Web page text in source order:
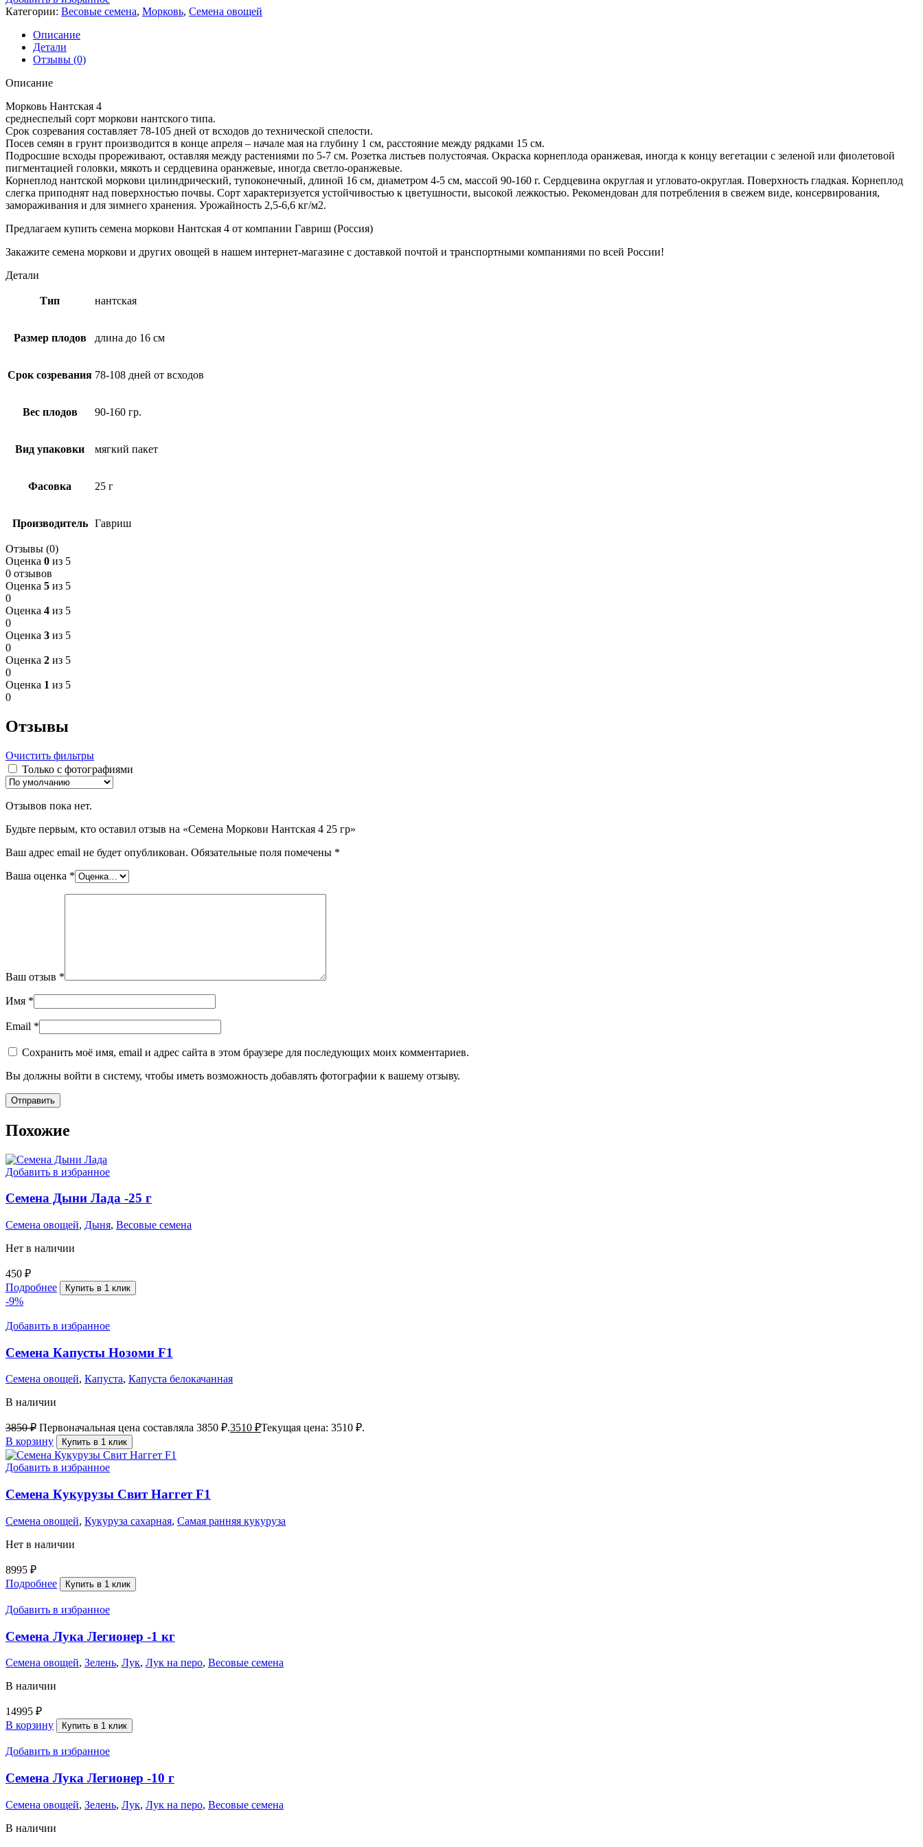
Категории: Весовые семена, Морковь, Семена овощей
Описание
Детали
Отзывы (0)
Описание
Морковь Нантская 4
среднеспелый сорт моркови нантского типа.
Срок созревания составляет 78-105 дней от всходов до технической спелости.
Посев семян в грунт производится в конце апреля – начале мая на глубину 1 см, расстояние между рядками 15 см.
Подросшие всходы прореживают, оставляя между растениями по 5-7 см. Розетка листьев полустоячая. Окраска корнеплода оранжевая, иногда к концу вегетации с зеленой или фиолетовой
пигментацией головки, мякоть и сердцевина оранжевые, иногда светло-оранжевые.
Корнеплод нантской моркови цилиндрический, тупоконечный, длиной 16 см, диаметром 4-5 см, массой 90-160 г. Сердцевина округлая и угловато-округлая. Поверхность гладкая. Корнеплод
слегка приподнят над поверхностью почвы. Сорт характеризуется устойчивостью к цветушности, высокой лежкостью. Рекомендован для потребления в свежем виде, консервирования,
замораживания и для зимнего хранения. Урожайность 2,5-6,6 кг/м2.
Предлагаем купить семена моркови Нантская 4 от компании Гавриш (Россия)
Закажите семена моркови и других овощей в нашем интернет-магазине с доставкой почтой и транспортными компаниями по всей России!
Детали
Тип нантская
Размер плодов длина до 16 см
Срок созревания 78-108 дней от всходов
Вес плодов 90-160 гр.
Вид упаковки мягкий пакет
Фасовка 25 г
Производитель Гавриш
Отзывы (0)
Оценка 0 из 5
0 отзывов
Оценка 5 из 5
0
Оценка 4 из 5
0
Оценка 3 из 5
0
Оценка 2 из 5
0
Оценка 1 из 5
0
Отзывы
Очистить фильтры
Только с фотографиями
Отзывов пока нет.
Будьте первым, кто оставил отзыв на «Семена Моркови Нантская 4 25 гр»
Ваш адрес email не будет опубликован. Обязательные поля помечены *
Ваша оценка *
Ваш отзыв *
Имя *
Email *
Сохранить моё имя, email и адрес сайта в этом браузере для последующих моих комментариев.
Вы должны войти в систему, чтобы иметь возможность добавлять фотографии к вашему отзыву.
Похожие
Добавить в избранное
Семена Дыни Лада -25 г
Семена овощей, Дыня, Весовые семена
Нет в наличии
450 ₽
Подробнее
Купить в 1 клик
-9%
Добавить в избранное
Семена Капусты Нозоми F1
Семена овощей, Капуста, Капуста белокачанная
В наличии
3850₽ Первоначальная цена составляла 3850 ₽.3510 ₽Текущая цена: 3510 ₽.
В корзину
Купить в 1 клик
Добавить в избранное
Семена Кукурузы Свит Наггет F1
Семена овощей, Кукуруза сахарная, Самая ранняя кукуруза
Нет в наличии
8995 ₽
Подробнее
Купить в 1 клик
Добавить в избранное
Семена Лука Легионер -1 кг
Семена овощей, Зелень, Лук, Лук на перо, Весовые семена
В наличии
14995 ₽
В корзину
Купить в 1 клик
Добавить в избранное
Семена Лука Легионер -10 г
Семена овощей, Зелень, Лук, Лук на перо, Весовые семена
В наличии